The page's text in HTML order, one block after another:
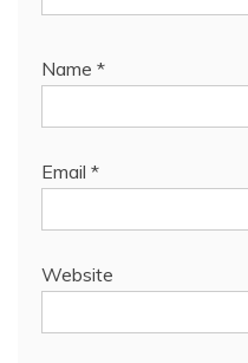
Name *
Email *
Website